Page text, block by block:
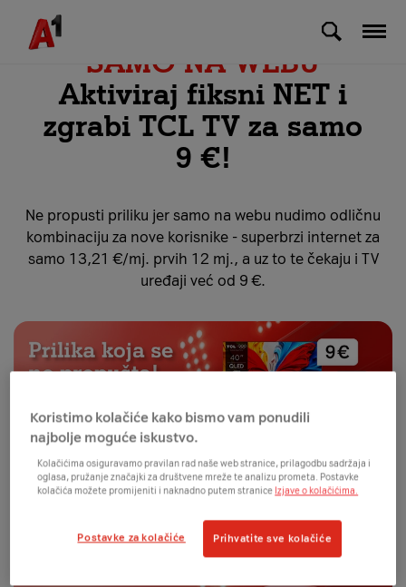
Skip to Main Content
SAMO NA WEBU
Aktiviraj fiksni NET i
zgrabi TCL TV za samo
9 €!
Ne propusti priliku jer samo na webu nudimo odličnu
kombinaciju za nove korisnike - superbrzi internet za
samo 13,21 €/mj. prvih 12 mj., a uz to te čekaju i TV
uređaji već od 9 €.
Koristimo kolačiće kako bismo vam ponudili
najbolje moguće iskustvo.
Kolačićima osiguravamo pravilan rad naše web stranice, prilagodbu sadržaja i
oglasa, pružanje značajki za društvene mreže te analizu prometa. Postavke
kolačića možete promijeniti i naknadno putem stranice Izjave o kolačićima.
Postavke za kolačiće Prihvatite sve kolačiće